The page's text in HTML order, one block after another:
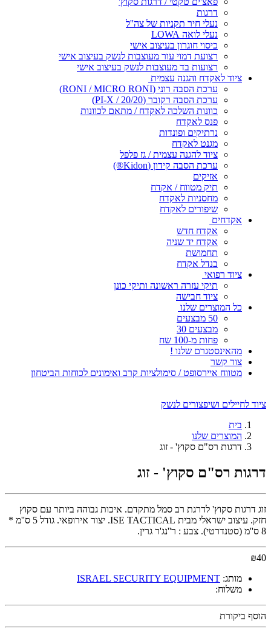
דרגות
נעלי חיר תקניות של צה''ל
נעלי לואה LOWA
כיסוי חוגרון בעיצוב אישי
רצועת דמוי עור מעוצבות לנשק בעיצוב אישי
רצועות בד מעוצבות לנשק בעיצוב אישי
ציוד לאקדח והגנה עצמית
ערכת הסבה רוני (RONI / MICRO RONI)
ערכת הסבה רקובר (PI-X / 20/20)
כוונות השלכה לאקדח / מתאם לכוונות
פנס לאקדח
נרתיקים ופונדות
מגנט לאקדח
ציוד להגנה עצמית / גז פלפל
ערכת הסבה קידון (Kidon®)
אזיקים
תיק מטווח / אקדח
מחסניות לאקדח
שיפורים לאקדח
אקדחים
אקדח חדש
אקדח יד שניה
תחמושת
בנדל אקדח
ציוד רפואי
תיקי עזרה ראשונה ותיקי כונן
ציוד חבישה
כל המוצרים שלנו
50 מבצעים
מבצעים 30
פחות מ-100 שח
מהאינסטגרם שלנו !
צור קשר
מטווח איירסופט / סימולציות קרב ואימונים לכוחות הביטחון
ציוד לחיילים ושיפצורים לנשק
בית
המוצרים שלנו
דרגות רס"ם סקוץ' - זוג
דרגות רס"ם סקוץ' - זוג
זוג דרגות סקוץ' לדרגת רב סמל מתקדם. איכות גבוהה ביותר עם סקוץ
חזק. עיצוב ישראלי מבית ISE TACTICAL. יצור אירופאי. גודל 5 ס''מ *
8 ס''מ (סטנדרטי). צבע : ר''נג'ר גרין.
₪40
מותג: ISRAEL SECURITY EQUIPMENT
משלוח:
הוסף ביקורת